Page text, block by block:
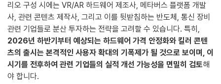
리오 구성 시에는 VR/AR 하드웨어 제조사, 메타버스 플랫폼 개발
사, 관련 콘텐츠 제작사, 그리고 이를 뒷받침하는 반도체, 통신 장비
관련 기업들로 분산 투자하는 전략을 고려할 수 있습니다. 특히,
2026년 하반기부터 예상되는 하드웨어 가격 안정화와 킬러 콘텐
츠의 출시는 본격적인 사용자 확대의 기폭제가 될 것으로 보이며, 이
시기를 전후하여 관련 기업들의 실적 개선 가능성을 면밀히 검토해
야 합니다.